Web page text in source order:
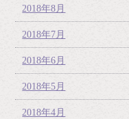
2018年8月
2018年7月
2018年6月
2018年5月
2018年4月